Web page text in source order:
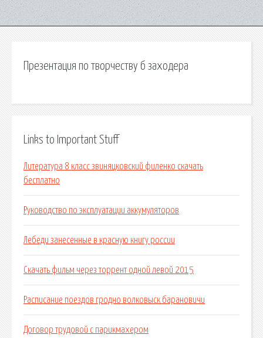
Презентация по творчеству б заходера
Links to Important Stuff
Литература 8 класс звиняцковский филенко скачать
бесплатно
Руководство по эксплуатации аккумуляторов
Лебеди занесенные в красную книгу россии
Скачать фильм через торрент одной левой 2015
Расписание поездов гродно волковыск барановичи
Договор трудовой с парикмахером